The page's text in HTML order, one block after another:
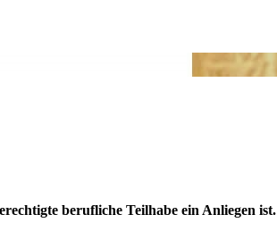
berufliche Teilhabe ein Anliegen ist.